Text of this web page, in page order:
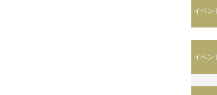
イベン
イベン